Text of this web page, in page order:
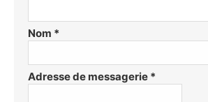
Nom *
Adresse de messagerie *